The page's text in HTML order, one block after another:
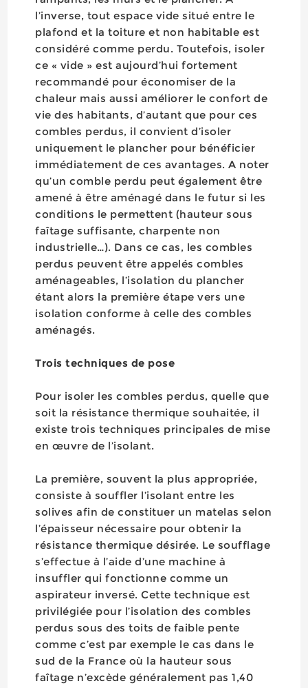
l’inverse, tout espace vide situé entre le
plafond et la toiture et non habitable est
considéré comme perdu. Toutefois, isoler
ce « vide » est aujourd’hui fortement
recommandé pour économiser de la
chaleur mais aussi améliorer le confort de
vie des habitants, d’autant que pour ces
combles perdus, il convient d’isoler
uniquement le plancher pour bénéficier
immédiatement de ces avantages. A noter
qu’un comble perdu peut également être
amené à être aménagé dans le futur si les
conditions le permettent (hauteur sous
faîtage suffisante, charpente non
industrielle…). Dans ce cas, les combles
perdus peuvent être appelés combles
aménageables, l’isolation du plancher
étant alors la première étape vers une
isolation conforme à celle des combles
aménagés.
Trois techniques de pose
Pour isoler les combles perdus, quelle que
soit la résistance thermique souhaitée, il
existe trois techniques principales de mise
en œuvre de l’isolant.
La première, souvent la plus appropriée,
consiste à souffler l’isolant entre les
solives afin de constituer un matelas selon
l’épaisseur nécessaire pour obtenir la
résistance thermique désirée. Le soufflage
s’effectue à l’aide d’une machine à
insuffler qui fonctionne comme un
aspirateur inversé. Cette technique est
privilégiée pour l’isolation des combles
perdus sous des toits de faible pente
comme c’est par exemple le cas dans le
sud de la France où la hauteur sous
faîtage n’excède généralement pas 1,40